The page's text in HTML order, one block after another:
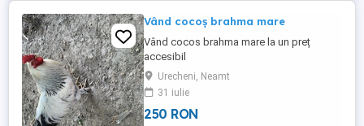
Vând cocoș brahma mare
Vând cocos brahma mare la un preț
accesibil
Urecheni, Neamt
31 iulie
250 RON